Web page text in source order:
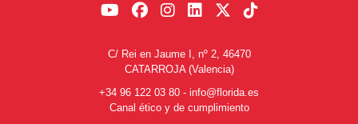
C/ Rei en Jaume I, nº 2, 46470
CATARROJA (Valencia)
+34 96 122 03 80 - info@florida.es
Canal ético y de cumplimiento